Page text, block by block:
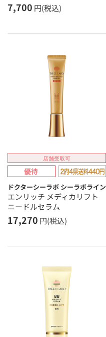
7,700 円(税込)
店舗受取可
ドクターシーラボ シーラボライン
エンリッチ メディカリフト
ニードルセラム
17,270 円(税込)